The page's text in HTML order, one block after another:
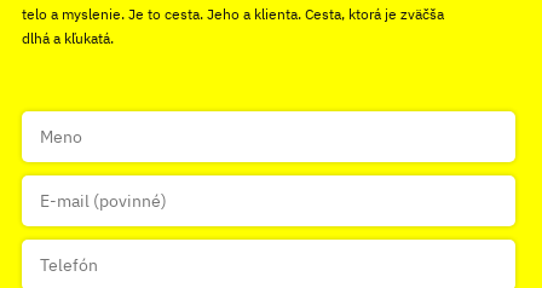
telo a myslenie. Je to cesta. Jeho a klienta. Cesta, ktorá je zväčša
dlhá a kľukatá.